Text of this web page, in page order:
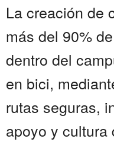
La creación de
más del 90%
dentro del
en bici,
rutas seguras,
apoyo y